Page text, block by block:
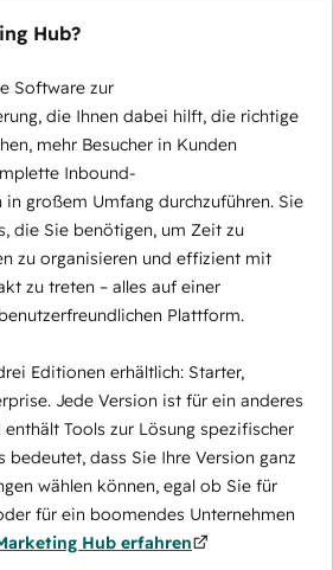
Hub?
Software zur
die Ihnen dabei hilft, die richtige
mehr Besucher in Kunden
Inbound-
großem Umfang durchzuführen. Sie
die Sie benötigen, um Zeit zu
zu organisieren und effizient mit
zu treten – alles auf einer
Plattform.
Editionen erhältlich: Starter,
Jede Version ist für ein anderes
Tools zur Lösung spezifischer
bedeutet, dass Sie Ihre Version ganz
wählen können, egal ob Sie für
für ein boomendes Unternehmen
Hub erfahren